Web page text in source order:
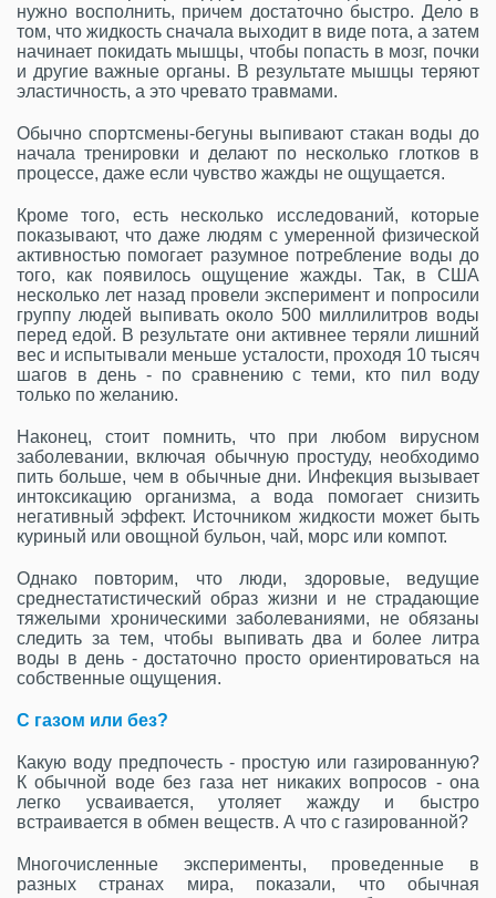
нужно восполнить, причем достаточно быстро. Дело в
том, что жидкость сначала выходит в виде пота, а затем
начинает покидать мышцы, чтобы попасть в мозг, почки
и другие важные органы. В результате мышцы теряют
эластичность, а это чревато травмами.
Обычно спортсмены-бегуны выпивают стакан воды до
начала тренировки и делают по несколько глотков в
процессе, даже если чувство жажды не ощущается.
Кроме того, есть несколько исследований, которые
показывают, что даже людям с умеренной физической
активностью помогает разумное потребление воды до
того, как появилось ощущение жажды. Так, в США
несколько лет назад провели эксперимент и попросили
группу людей выпивать около 500 миллилитров воды
перед едой. В результате они активнее теряли лишний
вес и испытывали меньше усталости, проходя 10 тысяч
шагов в день - по сравнению с теми, кто пил воду
только по желанию.
Наконец, стоит помнить, что при любом вирусном
заболевании, включая обычную простуду, необходимо
пить больше, чем в обычные дни. Инфекция вызывает
интоксикацию организма, а вода помогает снизить
негативный эффект. Источником жидкости может быть
куриный или овощной бульон, чай, морс или компот.
Однако повторим, что люди, здоровые, ведущие
среднестатистический образ жизни и не страдающие
тяжелыми хроническими заболеваниями, не обязаны
следить за тем, чтобы выпивать два и более литра
воды в день - достаточно просто ориентироваться на
собственные ощущения.
С газом или без?
Какую воду предпочесть - простую или газированную?
К обычной воде без газа нет никаких вопросов - она
легко усваивается, утоляет жажду и быстро
встраивается в обмен веществ. А что с газированной?
Многочисленные эксперименты, проведенные в
разных странах мира, показали, что обычная